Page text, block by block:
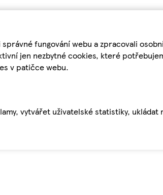
fungování webu a zpracovali
jen nezbytné cookies, které
v patičce webu.
vytvářet uživatelské statistiky,